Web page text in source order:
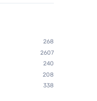
268
2607
240
208
338